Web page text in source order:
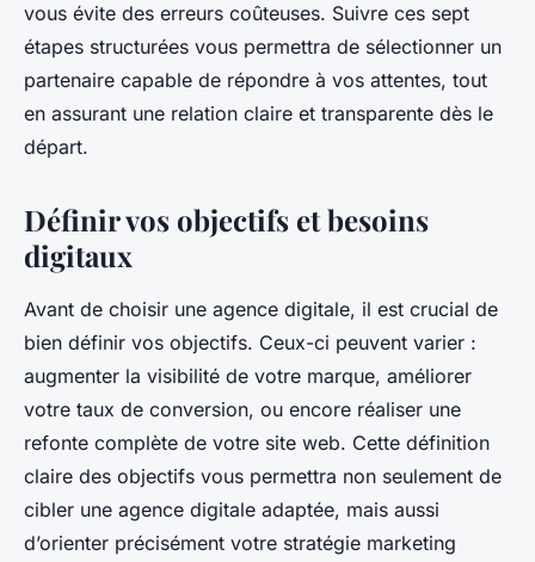
vous évite des erreurs coûteuses. Suivre ces sept
étapes structurées vous permettra de sélectionner un
partenaire capable de répondre à vos attentes, tout
en assurant une relation claire et transparente dès le
départ.
Définir vos objectifs et besoins
digitaux
Avant de choisir une agence digitale, il est crucial de
bien définir vos objectifs. Ceux-ci peuvent varier :
augmenter la visibilité de votre marque, améliorer
votre taux de conversion, ou encore réaliser une
refonte complète de votre site web. Cette définition
claire des objectifs vous permettra non seulement de
cibler une agence digitale adaptée, mais aussi
d’orienter précisément votre stratégie marketing